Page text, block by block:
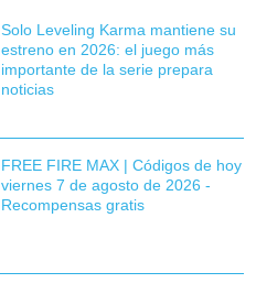
Solo Leveling Karma mantiene su
estreno en 2026: el juego más
importante de la serie prepara
noticias
FREE FIRE MAX | Códigos de hoy
viernes 7 de agosto de 2026 -
Recompensas gratis